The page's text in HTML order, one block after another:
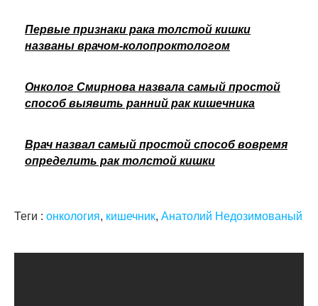
Первые признаки рака толстой кишки
названы врачом-колопроктологом
Онколог Смирнова назвала самый простой
способ выявить ранний рак кишечника
Врач назвал самый простой способ вовремя
определить рак толстой кишки
Теги : онкология, кишечник, Анатолий Недозимованый